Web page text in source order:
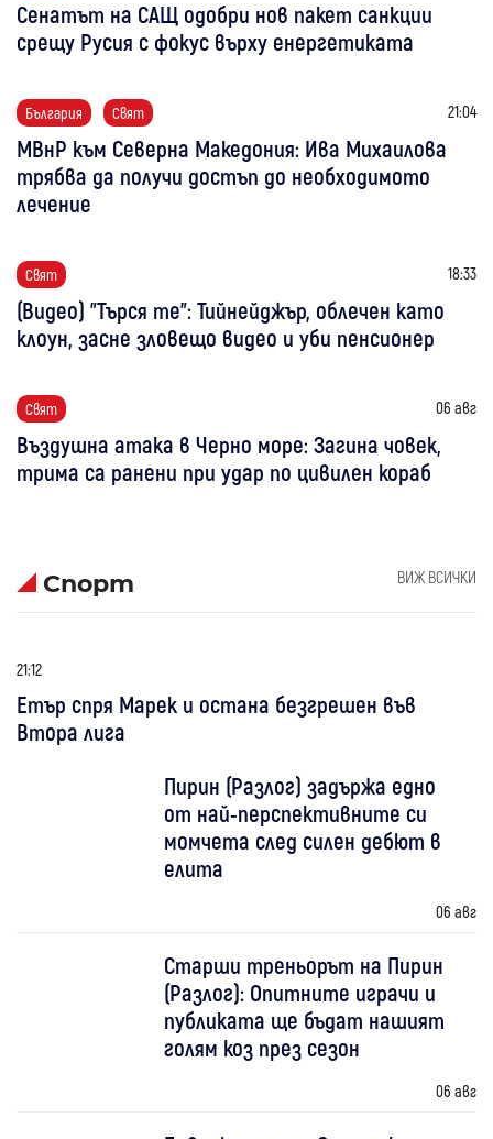
Сенатът на САЩ одобри нов пакет санкции
срещу Русия с фокус върху енергетиката
България Свят 21:04
МВнР към Северна Македония: Ива Михаилова
трябва да получи достъп до необходимото
лечение
Свят 18:33
(Видео) "Търся те": Тийнейджър, облечен като
клоун, засне зловещо видео и уби пенсионер
Свят 06 авг
Въздушна атака в Черно море: Загина човек,
трима са ранени при удар по цивилен кораб
Спорт ВИЖ ВСИЧКИ
21:12
Етър спря Марек и остана безгрешен във
Втора лига
Пирин (Разлог) задържа едно
от най-перспективните си
момчета след силен дебют в
елита
06 авг
Старши треньорът на Пирин
(Разлог): Опитните играчи и
публиката ще бъдат нашият
голям коз през сезон
06 авг